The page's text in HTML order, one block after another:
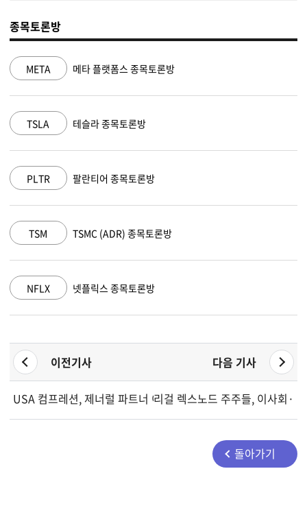
종목토론방
META 메타 플랫폼스 종목토론방
TSLA 테슬라 종목토론방
PLTR 팔란티어 종목토론방
TSM TSMC (ADR) 종목토론방
NFLX 넷플릭스 종목토론방
이전기사 다음 기사
USA 컴프레션, 제너럴 파트너 이사회에 독립 이사 선임
리걸 렉스노드 주주들, 이사회·
돌아가기